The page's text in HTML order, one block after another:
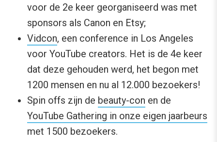
voor de 2e keer georganiseerd was met
sponsors als Canon en Etsy;
Vidcon, een conference in Los Angeles
voor YouTube creators. Het is de 4e keer
dat deze gehouden werd, het begon met
1200 mensen en nu al 12.000 bezoekers!
Spin offs zijn de beauty-con en de
YouTube Gathering in onze eigen jaarbeurs
met 1500 bezoekers.